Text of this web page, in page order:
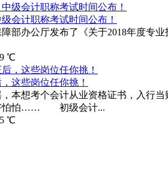
会计职称考试时间公布！
部办公厅发布了《关于2018年度专
℃
这些岗位任你挑！
想考个会计从业资格证书，入行
怕怕…… 初级会计...
℃